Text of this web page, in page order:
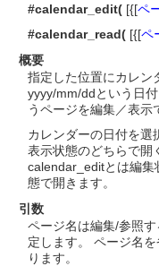
#calendar_edit( [{[ペ
#calendar_read( [{[ペ
概要
指定した位置にカレン
yyyy/mm/ddという日
うページを編集／表示
カレンダーの日付を選
表示状態のどちらで開
calendar_editとは編
態で開きます。
引数
ページ名は編集/参照
定します。 ページ名
ります。